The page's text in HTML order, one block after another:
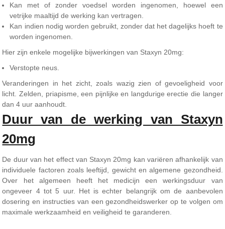
Kan met of zonder voedsel worden ingenomen, hoewel een
vetrijke maaltijd de werking kan vertragen.
Kan indien nodig worden gebruikt, zonder dat het dagelijks hoeft te
worden ingenomen.
Hier zijn enkele mogelijke bijwerkingen van Staxyn 20mg:
Verstopte neus.
Veranderingen in het zicht, zoals wazig zien of gevoeligheid voor
licht. Zelden, priapisme, een pijnlijke en langdurige erectie die langer
dan 4 uur aanhoudt.
Duur van de werking van Staxyn
20mg
De duur van het effect van Staxyn 20mg kan variëren afhankelijk van
individuele factoren zoals leeftijd, gewicht en algemene gezondheid.
Over het algemeen heeft het medicijn een werkingsduur van
ongeveer 4 tot 5 uur. Het is echter belangrijk om de aanbevolen
dosering en instructies van een gezondheidswerker op te volgen om
maximale werkzaamheid en veiligheid te garanderen.